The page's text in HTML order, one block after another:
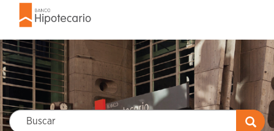
Filtro
de
Buscar